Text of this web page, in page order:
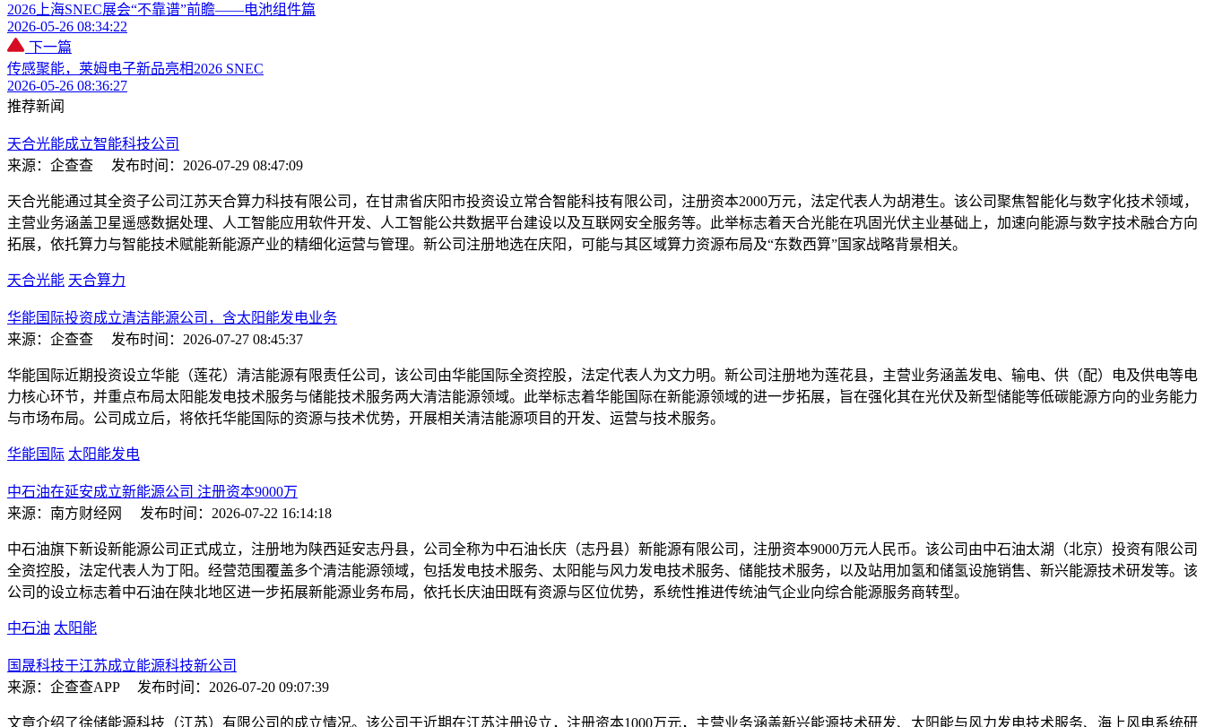
2026上海SNEC展会“不靠谱”前瞻——电池组件篇
2026-05-26 08:34:22
下一篇
传感聚能，莱姆电子新品亮相2026 SNEC
2026-05-26 08:36:27
推荐新闻
天合光能成立智能科技公司
来源：企查查
发布时间：2026-07-29 08:47:09
天合光能通过其全资子公司江苏天合算力科技有限公司，在甘肃省庆阳市投资设立常合智能科技有限公司，注册资本2000万元，法定代表人为胡港生。该公司聚焦智能化与数字化技术领域，
主营业务涵盖卫星遥感数据处理、人工智能应用软件开发、人工智能公共数据平台建设以及互联网安全服务等。此举标志着天合光能在巩固光伏主业基础上，加速向能源与数字技术融合方向
拓展，依托算力与智能技术赋能新能源产业的精细化运营与管理。新公司注册地选在庆阳，可能与其区域算力资源布局及“东数西算”国家战略背景相关。
天合光能 天合算力
华能国际投资成立清洁能源公司，含太阳能发电业务
来源：企查查
发布时间：2026-07-27 08:45:37
华能国际近期投资设立华能（莲花）清洁能源有限责任公司，该公司由华能国际全资控股，法定代表人为文力明。新公司注册地为莲花县，主营业务涵盖发电、输电、供（配）电及供电等电
力核心环节，并重点布局太阳能发电技术服务与储能技术服务两大清洁能源领域。此举标志着华能国际在新能源领域的进一步拓展，旨在强化其在光伏及新型储能等低碳能源方向的业务能力
与市场布局。公司成立后，将依托华能国际的资源与技术优势，开展相关清洁能源项目的开发、运营与技术服务。
华能国际 太阳能发电
中石油在延安成立新能源公司 注册资本9000万
来源：南方财经网
发布时间：2026-07-22 16:14:18
中石油旗下新设新能源公司正式成立，注册地为陕西延安志丹县，公司全称为中石油长庆（志丹县）新能源有限公司，注册资本9000万元人民币。该公司由中石油太湖（北京）投资有限公司
全资控股，法定代表人为丁阳。经营范围覆盖多个清洁能源领域，包括发电技术服务、太阳能与风力发电技术服务、储能技术服务，以及站用加氢和储氢设施销售、新兴能源技术研发等。该
公司的设立标志着中石油在陕北地区进一步拓展新能源业务布局，依托长庆油田既有资源与区位优势，系统性推进传统油气企业向综合能源服务商转型。
中石油 太阳能
国晟科技于江苏成立能源科技新公司
来源：企查查APP
发布时间：2026-07-20 09:07:39
文章介绍了徐储能源科技（江苏）有限公司的成立情况。该公司于近期在江苏注册设立，注册资本1000万元，主营业务涵盖新兴能源技术研发、太阳能与风力发电技术服务、海上风电系统研